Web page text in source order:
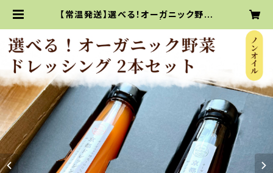
【常温発送】選べる！オーガニック野菜